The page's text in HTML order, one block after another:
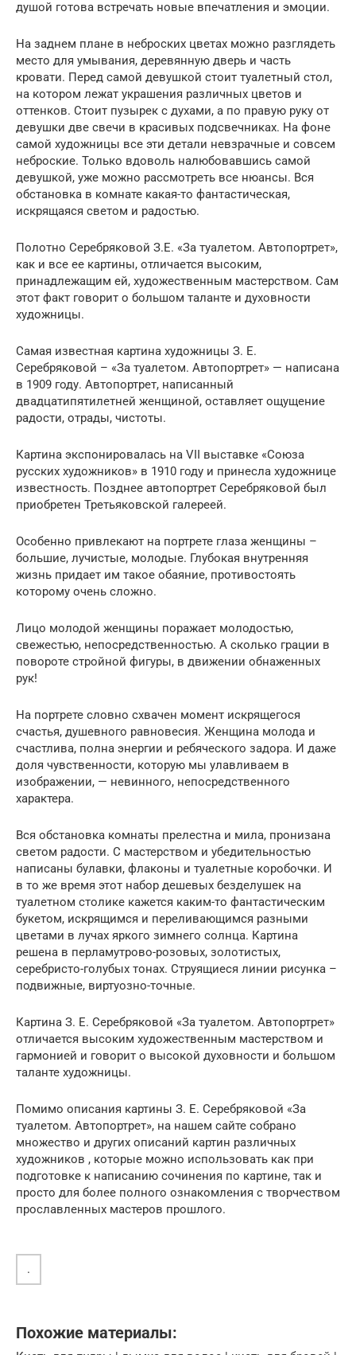
душой готова встречать новые впечатления и эмоции.
На заднем плане в неброских цветах можно разглядеть
место для умывания, деревянную дверь и часть
кровати. Перед самой девушкой стоит туалетный стол,
на котором лежат украшения различных цветов и
оттенков. Стоит пузырек с духами, а по правую руку от
девушки две свечи в красивых подсвечниках. На фоне
самой художницы все эти детали невзрачные и совсем
неброские. Только вдоволь налюбовавшись самой
девушкой, уже можно рассмотреть все нюансы. Вся
обстановка в комнате какая-то фантастическая,
искрящаяся светом и радостью.
Полотно Серебряковой З.Е. «За туалетом. Автопортрет»,
как и все ее картины, отличается высоким,
принадлежащим ей, художественным мастерством. Сам
этот факт говорит о большом таланте и духовности
художницы.
Самая известная картина художницы З. Е.
Серебряковой – «За туалетом. Автопортрет» — написана
в 1909 году. Автопортрет, написанный
двадцатипятилетней женщиной, оставляет ощущение
радости, отрады, чистоты.
Картина экспонировалась на VII выставке «Союза
русских художников» в 1910 году и принесла художнице
известность. Позднее автопортрет Серебряковой был
приобретен Третьяковской галереей.
Особенно привлекают на портрете глаза женщины –
большие, лучистые, молодые. Глубокая внутренняя
жизнь придает им такое обаяние, противостоять
которому очень сложно.
Лицо молодой женщины поражает молодостью,
свежестью, непосредственностью. А сколько грации в
повороте стройной фигуры, в движении обнаженных
рук!
На портрете словно схвачен момент искрящегося
счастья, душевного равновесия. Женщина молода и
счастлива, полна энергии и ребяческого задора. И даже
доля чувственности, которую мы улавливаем в
изображении, — невинного, непосредственного
характера.
Вся обстановка комнаты прелестна и мила, пронизана
светом радости. С мастерством и убедительностью
написаны булавки, флаконы и туалетные коробочки. И
в то же время этот набор дешевых безделушек на
туалетном столике кажется каким-то фантастическим
букетом, искрящимся и переливающимся разными
цветами в лучах яркого зимнего солнца. Картина
решена в перламутрово-розовых, золотистых,
серебристо-голубых тонах. Струящиеся линии рисунка –
подвижные, виртуозно-точные.
Картина З. Е. Серебряковой «За туалетом. Автопортрет»
отличается высоким художественным мастерством и
гармонией и говорит о высокой духовности и большом
таланте художницы.
Помимо описания картины З. Е. Серебряковой «За
туалетом. Автопортрет», на нашем сайте собрано
множество и других описаний картин различных
художников , которые можно использовать как при
подготовке к написанию сочинения по картине, так и
просто для более полного ознакомления с творчеством
прославленных мастеров прошлого.
.
Похожие материалы: